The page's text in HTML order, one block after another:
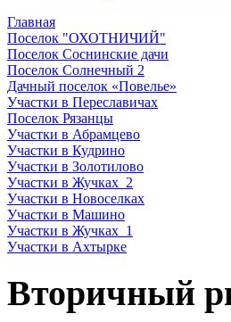
Главная
Поселок "ОХОТНИЧИЙ"
Поселок Соснинские дачи
Поселок Солнечный 2
Дачный поселок «Повелье»
Участки в Переславичах
Поселок Рязанцы
Участки в Абрамцево
Участки в Кудрино
Участки в Золотилово
Участки в Жучках_2
Участки в Новоселках
Участки в Машино
Участки в Жучках_1
Участки в Ахтырке
Вторичный